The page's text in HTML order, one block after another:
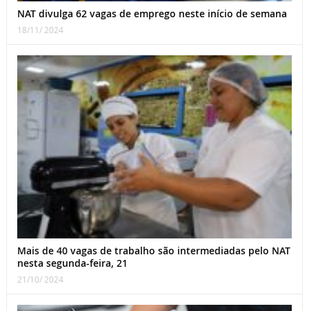
NAT divulga 62 vagas de emprego neste início de semana
18/11/ 2024
Mais de 40 vagas de trabalho são intermediadas pelo NAT
nesta segunda-feira, 21
21/10/ 2024